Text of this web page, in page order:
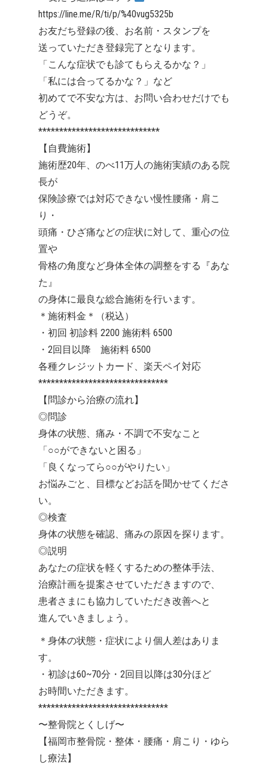
https://line.me/R/ti/p/%40vug5325b
お友だち登録の後、お名前・スタンプを
送っていただき登録完了となります。
「こんな症状でも診てもらえるかな？」
「私には合ってるかな？」など
初めてで不安な方は、お問い合わせだけでも
どうぞ。
*****************************
【自費施術】
施術歴20年、のべ11万人の施術実績のある院
長が
保険診療では対応できない慢性腰痛・肩こ
り・
頭痛・ひざ痛などの症状に対して、重心の位
置や
骨格の角度など身体全体の調整をする『あな
た』
の身体に最良な総合施術を行います。
＊施術料金＊（税込）
・初回 初診料 2200 施術料 6500
・2回目以降 施術料 6500
各種クレジットカード、楽天ペイ対応
*******************************
【問診から治療の流れ】
◎問診
身体の状態、痛み・不調で不安なこと
「○○ができないと困る」
「良くなってら○○がやりたい」
お悩みごと、目標などお話を聞かせてくださ
い。
◎検査
身体の状態を確認、痛みの原因を探ります。
◎説明
あなたの症状を軽くするための整体手法、
治療計画を提案させていただきますので、
患者さまにも協力していただき改善へと
進んでいきましょう。
＊身体の状態・症状により個人差はありま
す。
・初診は60~70分・2回目以降は30分ほど
お時間いただきます。
*******************************
〜整骨院とくしげ〜
【福岡市整骨院・整体・腰痛・肩こり・ゆら
し療法】